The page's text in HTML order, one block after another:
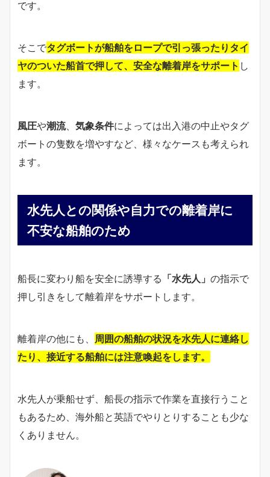
です。
そこでタグボートが船舶をロープで引っ張ったりタイ
ヤのついた船首で押して、安全な離着岸をサポート し
ます。
風圧や潮流、 気象条件によっては出入港の中止やタグ
ボートの隻数を増やすなど、様々なケースも考えられ
ます。
水先人との関係や自力での離着岸に
不安な船舶のため
船長に変わり船を安全に誘導する 「水先人」 の指示で
押し引きをして離着岸をサポートします。
離着岸の他にも、 周囲の船舶の状況を水先人に連絡し
たり、接近する船舶には注意喚起をします。
水先人が乗船せず、船長の指示で作業を直接行うこと
もあるため、海外船と英語でやりとりすることも少な
くありません。